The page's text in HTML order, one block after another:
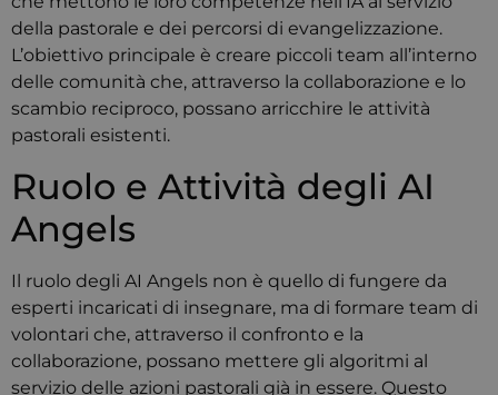
della pastorale e dei percorsi di evangelizzazione.
L’obiettivo principale è creare piccoli team all’interno
delle comunità che, attraverso la collaborazione e lo
scambio reciproco, possano arricchire le attività
pastorali esistenti.
Ruolo e Attività degli AI
Angels
Il ruolo degli AI Angels non è quello di fungere da
esperti incaricati di insegnare, ma di formare team di
volontari che, attraverso il confronto e la
collaborazione, possano mettere gli algoritmi al
servizio delle azioni pastorali già in essere. Questo